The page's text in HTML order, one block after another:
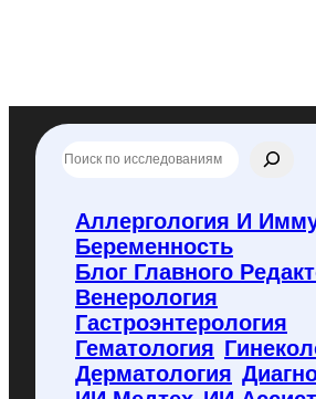
П
о
Аллергология И
Беременность
Блог Главного
Венерология
Гастроэнтерология
Гематология
Дерматология